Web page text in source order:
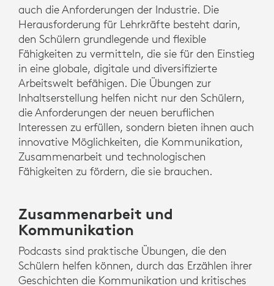
auch die Anforderungen der Industrie. Die
Herausforderung für Lehrkräfte besteht darin,
den Schülern grundlegende und flexible
Fähigkeiten zu vermitteln, die sie für den Einstieg
in eine globale, digitale und diversifizierte
Arbeitswelt befähigen. Die Übungen zur
Inhaltserstellung helfen nicht nur den Schülern,
die Anforderungen der neuen beruflichen
Interessen zu erfüllen, sondern bieten ihnen auch
innovative Möglichkeiten, die Kommunikation,
Zusammenarbeit und technologischen
Fähigkeiten zu fördern, die sie brauchen.
Zusammenarbeit und
Kommunikation
Podcasts sind praktische Übungen, die den
Schülern helfen können, durch das Erzählen ihrer
Geschichten die Kommunikation und kritisches